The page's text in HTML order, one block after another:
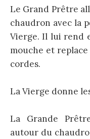
Le Grand Prêtre
chaudron avec la
Vierge. Il lui rend
mouche et
cordes.
La Vierge donne
La Grande
autour du